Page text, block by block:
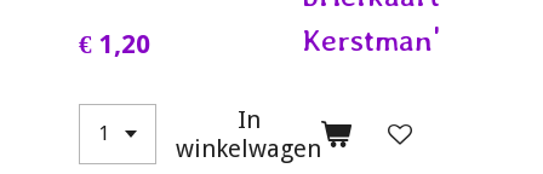
Kerstman'
€ 1,20
In
winkelwagen